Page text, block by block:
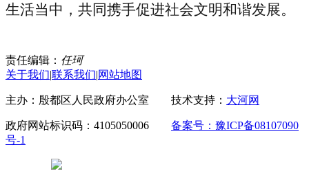
生活当中，共同携手促进社会文明和谐发展。
责任编辑： 任珂
关于我们|联系我们|网站地图
主办：殷都区人民政府办公室 技术支持： 大河网
政府网站标识码：4105050006 备案号：豫ICP备08107090
号-1